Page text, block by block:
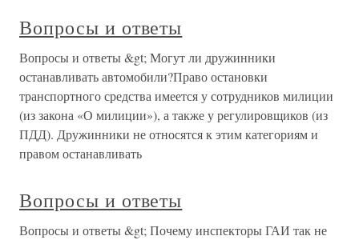
Вопросы и ответы
Вопросы и ответы &gt; Могут ли дружинники
останавливать автомобили?Право остановки
транспортного средства имеется у сотрудников милиции
(из закона «О милиции»), а также у регулировщиков (из
ПДД). Дружинники не относятся к этим категориям и
правом останавливать
Вопросы и ответы
Вопросы и ответы &gt; Почему инспекторы ГАИ так не